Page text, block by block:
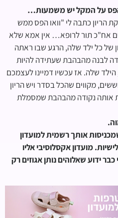
הפס על המקל יש משמעות…
הריון כתבה לי "וואו הפס ממש
אח"כ תור לרופא… אין אמא שלא
של כל ילד שלה, הרגע שבו ראתה
לבנה מהבהבת שעתידה להיות
שלה. אז עכשיו דמיינו לעצמכם
מקווים שהכל בסדר ויש הריון
אותה נקודה מהבהבת שמסמלת
אותך רשמית למועדון
מועדון אקסלוסיבי אליו
ידוע שאלוהים נותן אגוזים רק